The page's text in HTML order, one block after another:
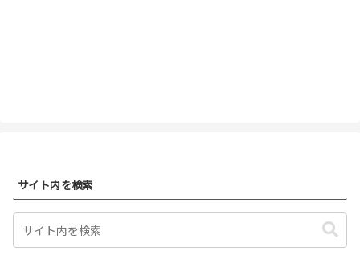
サイト内を検索